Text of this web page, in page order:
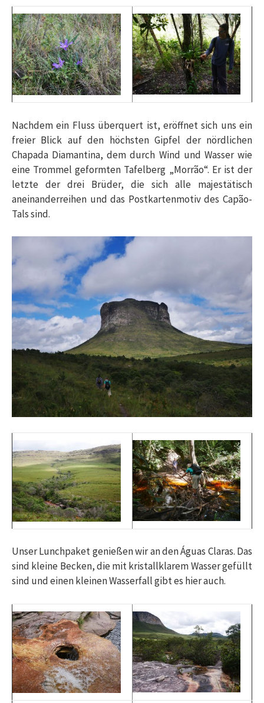
Nachdem ein Fluss überquert ist, eröffnet sich uns ein
freier Blick auf den höchsten Gipfel der nördlichen
Chapada Diamantina, dem durch Wind und Wasser wie
eine Trommel geformten Tafelberg „Morrão“. Er ist der
letzte der drei Brüder, die sich alle majestätisch
aneinanderreihen und das Postkartenmotiv des Capão-
Tals sind.
Unser Lunchpaket genießen wir an denÁguas Claras. Das
sind kleine Becken, die mit kristallklarem Wasser gefüllt
sind und einen kleinen Wasserfall gibt es hier auch.